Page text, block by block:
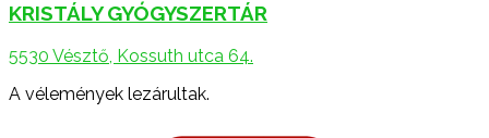
KRISTÁLY GYÓGYSZERTÁR
5530 Vésztő, Kossuth utca 64.
A vélemények lezárultak.